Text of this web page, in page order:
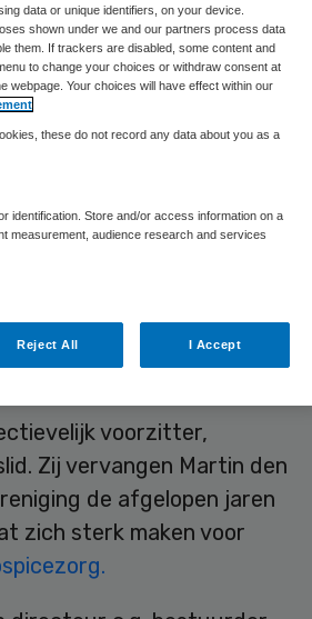
heeft drie nieuwe
Kallewaard, Miek van
voorzitter,
Zij vervangen Martin den
de afgelopen jaren
zich sterk maken voor
data or unique identifiers, on your device.
shown under we and our partners process data
them. If trackers are disabled, some content and
to change your choices or withdraw consent at
webpage. Your choices will have effect within our
these do not record any data about you as a
identification. Store and/or access information on a
measurement, audience research and services
Reject All I Accept